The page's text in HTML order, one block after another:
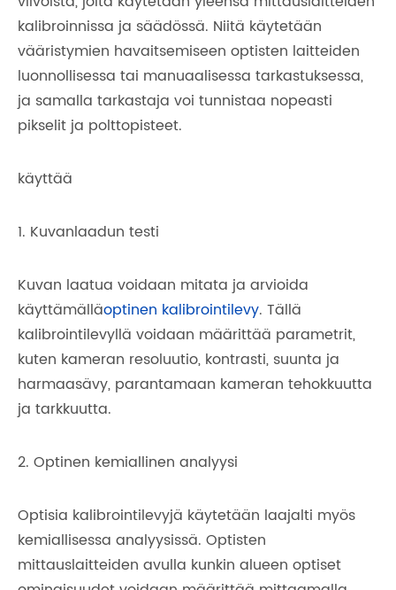
kalibroinnissa ja säädössä. Niitä käytetään
vääristymien havaitsemiseen optisten laitteiden
luonnollisessa tai manuaalisessa tarkastuksessa,
ja samalla tarkastaja voi tunnistaa nopeasti
pikselit ja polttopisteet.
käyttää
1. Kuvanlaadun testi
Kuvan laatua voidaan mitata ja arvioida
käyttämälläoptinen kalibrointilevy. Tällä
kalibrointilevyllä voidaan määrittää parametrit,
kuten kameran resoluutio, kontrasti, suunta ja
harmaasävy, parantamaan kameran tehokkuutta
ja tarkkuutta.
2. Optinen kemiallinen analyysi
Optisia kalibrointilevyjä käytetään laajalti myös
kemiallisessa analyysissä. Optisten
mittauslaitteiden avulla kunkin alueen optiset